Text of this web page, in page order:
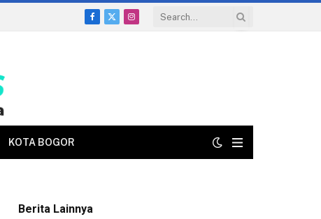
Facebook
X
Instagram
KOTA BOGOR
Berita Lainnya